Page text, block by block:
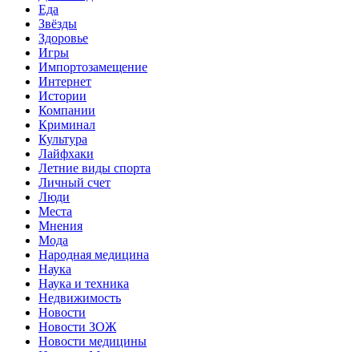
Еда
Звёзды
Здоровье
Игры
Импортозамещение
Интернет
Истории
Компании
Криминал
Культура
Лайфхаки
Летние виды спорта
Личный счет
Люди
Места
Мнения
Мода
Народная медицина
Наука
Наука и техника
Недвижимость
Новости
Новости ЗОЖ
Новости медицины